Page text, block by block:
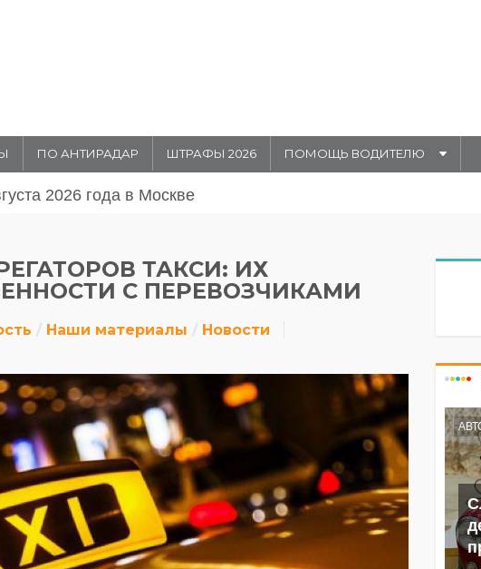
ПО АНТИРАДАР ШТРАФЫ 2026 ПОМОЩЬ ВОДИТЕЛЮ
1 августа 20026 года в Москве
ТАКСИ: ИХ
С ПЕРЕВОЗЧИКАМИ
Наши материалы
Новости